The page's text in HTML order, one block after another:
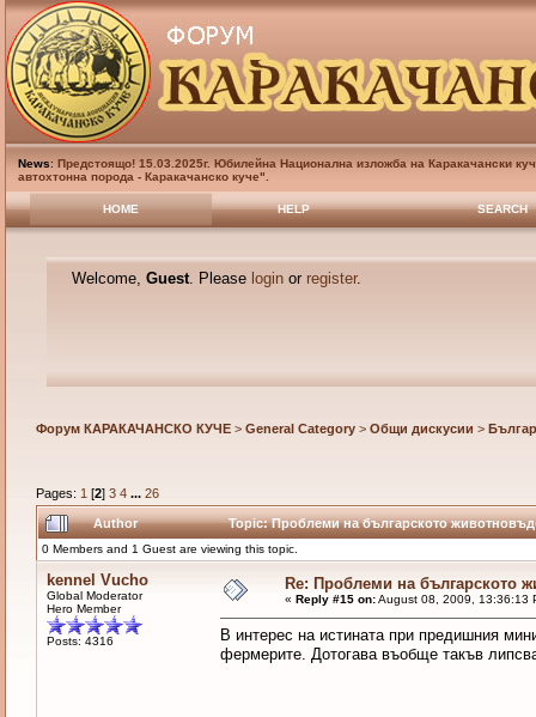
News: Предстоящо! 15.03.2025г. Юбилейна Национална изложба на Каракачански
автохтонна порода - Каракачанско куче".
HOME HELP SEARCH
Welcome, Guest. Please loginor register.
Форум КАРАКАЧАНСКО КУЧЕ> General Category> Общи дискусии >
Pages: 1 [2] 3 4 ... 26
Author Topic: Проблеми на българското
0 Members and 1 Guest are viewing this topic.
kennel Vucho
Global Moderator
Hero Member
Posts: 4316
Re: Проблеми на българското
« Reply #15 on:August 08, 2009, 13:36:13
В интерес на истината при предишния
фермерите. Дотогава въобще такъв